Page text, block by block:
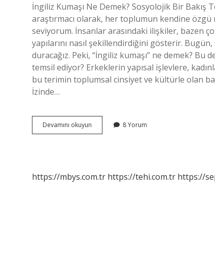
İngiliz Kumaşı Ne Demek? Sosyolojik Bir
araştırmacı olarak, her toplumun kendine
seviyorum. İnsanlar arasındaki ilişkiler, bazen
yapılarını nasıl şekillendirdiğini gösterir.
duracağız. Peki, “İngiliz kumaşı” ne demek?
temsil ediyor? Erkeklerin yapısal işlevlere,
bu terimin toplumsal cinsiyet ve kültürle olan
İzinde…
Devamını okuyun
kumaşı
8 Yorum
https://mbys.com.tr https://tehi.com.tr https://